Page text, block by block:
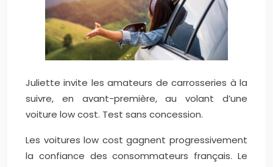
Juliette invite les amateurs de carrosseries à la
suivre, en avant-première, au volant d’une
voiture low cost. Test sans concession.
Les voitures low cost gagnent progressivement
la confiance des consommateurs français. Le